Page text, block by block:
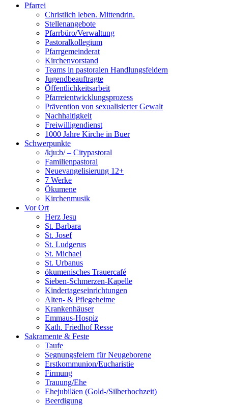
Pfarrei
Christlich leben. Mittendrin.
Stellenangebote
Pfarrbüro/Verwaltung
Pastoralkollegium
Pfarrgemeinderat
Kirchenvorstand
Teams in pastoralen Handlungsfeldern
Jugendbeauftragte
Öffentlichkeitsarbeit
Pfarreientwicklungsprozess
Prävention von sexualisierter Gewalt
Nachhaltigkeit
Freiwilligendienst
1000 Jahre Kirche in Buer
Schwerpunkte
/kju:b/ – Citypastoral
Familienpastoral
Neuevangelisierung 12+
7 Werke
Ökumene
Kirchenmusik
Vor Ort
Herz Jesu
St. Barbara
St. Josef
St. Ludgerus
St. Michael
St. Urbanus
ökumenisches Trauercafé
Sieben-Schmerzen-Kapelle
Kindertageseinrichtungen
Alten- & Pflegeheime
Krankenhäuser
Emmaus-Hospiz
Kath. Friedhof Resse
Sakramente & Feste
Taufe
Segnungsfeiern für Neugeborene
Erstkommunion/Eucharistie
Firmung
Trauung/Ehe
Ehejubiläen (Gold-/Silberhochzeit)
Beerdigung